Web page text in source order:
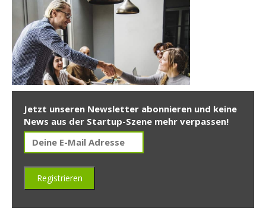
Jetzt unseren Newsletter abonnieren und keine
News aus der Startup-Szene mehr verpassen!